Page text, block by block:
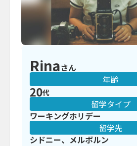
Rinaさん
年齢
20代
留学タイプ
ワーキングホリデー
留学先
シドニー、メルボルン